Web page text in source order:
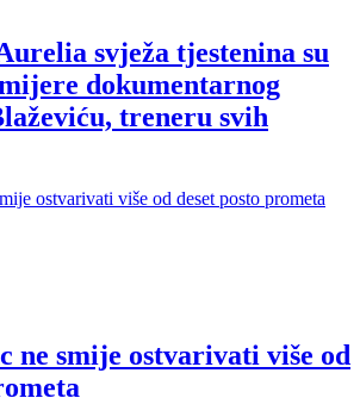
svježa tjestenina su
dokumentarnog
treneru svih
ne smije ostvarivati više od